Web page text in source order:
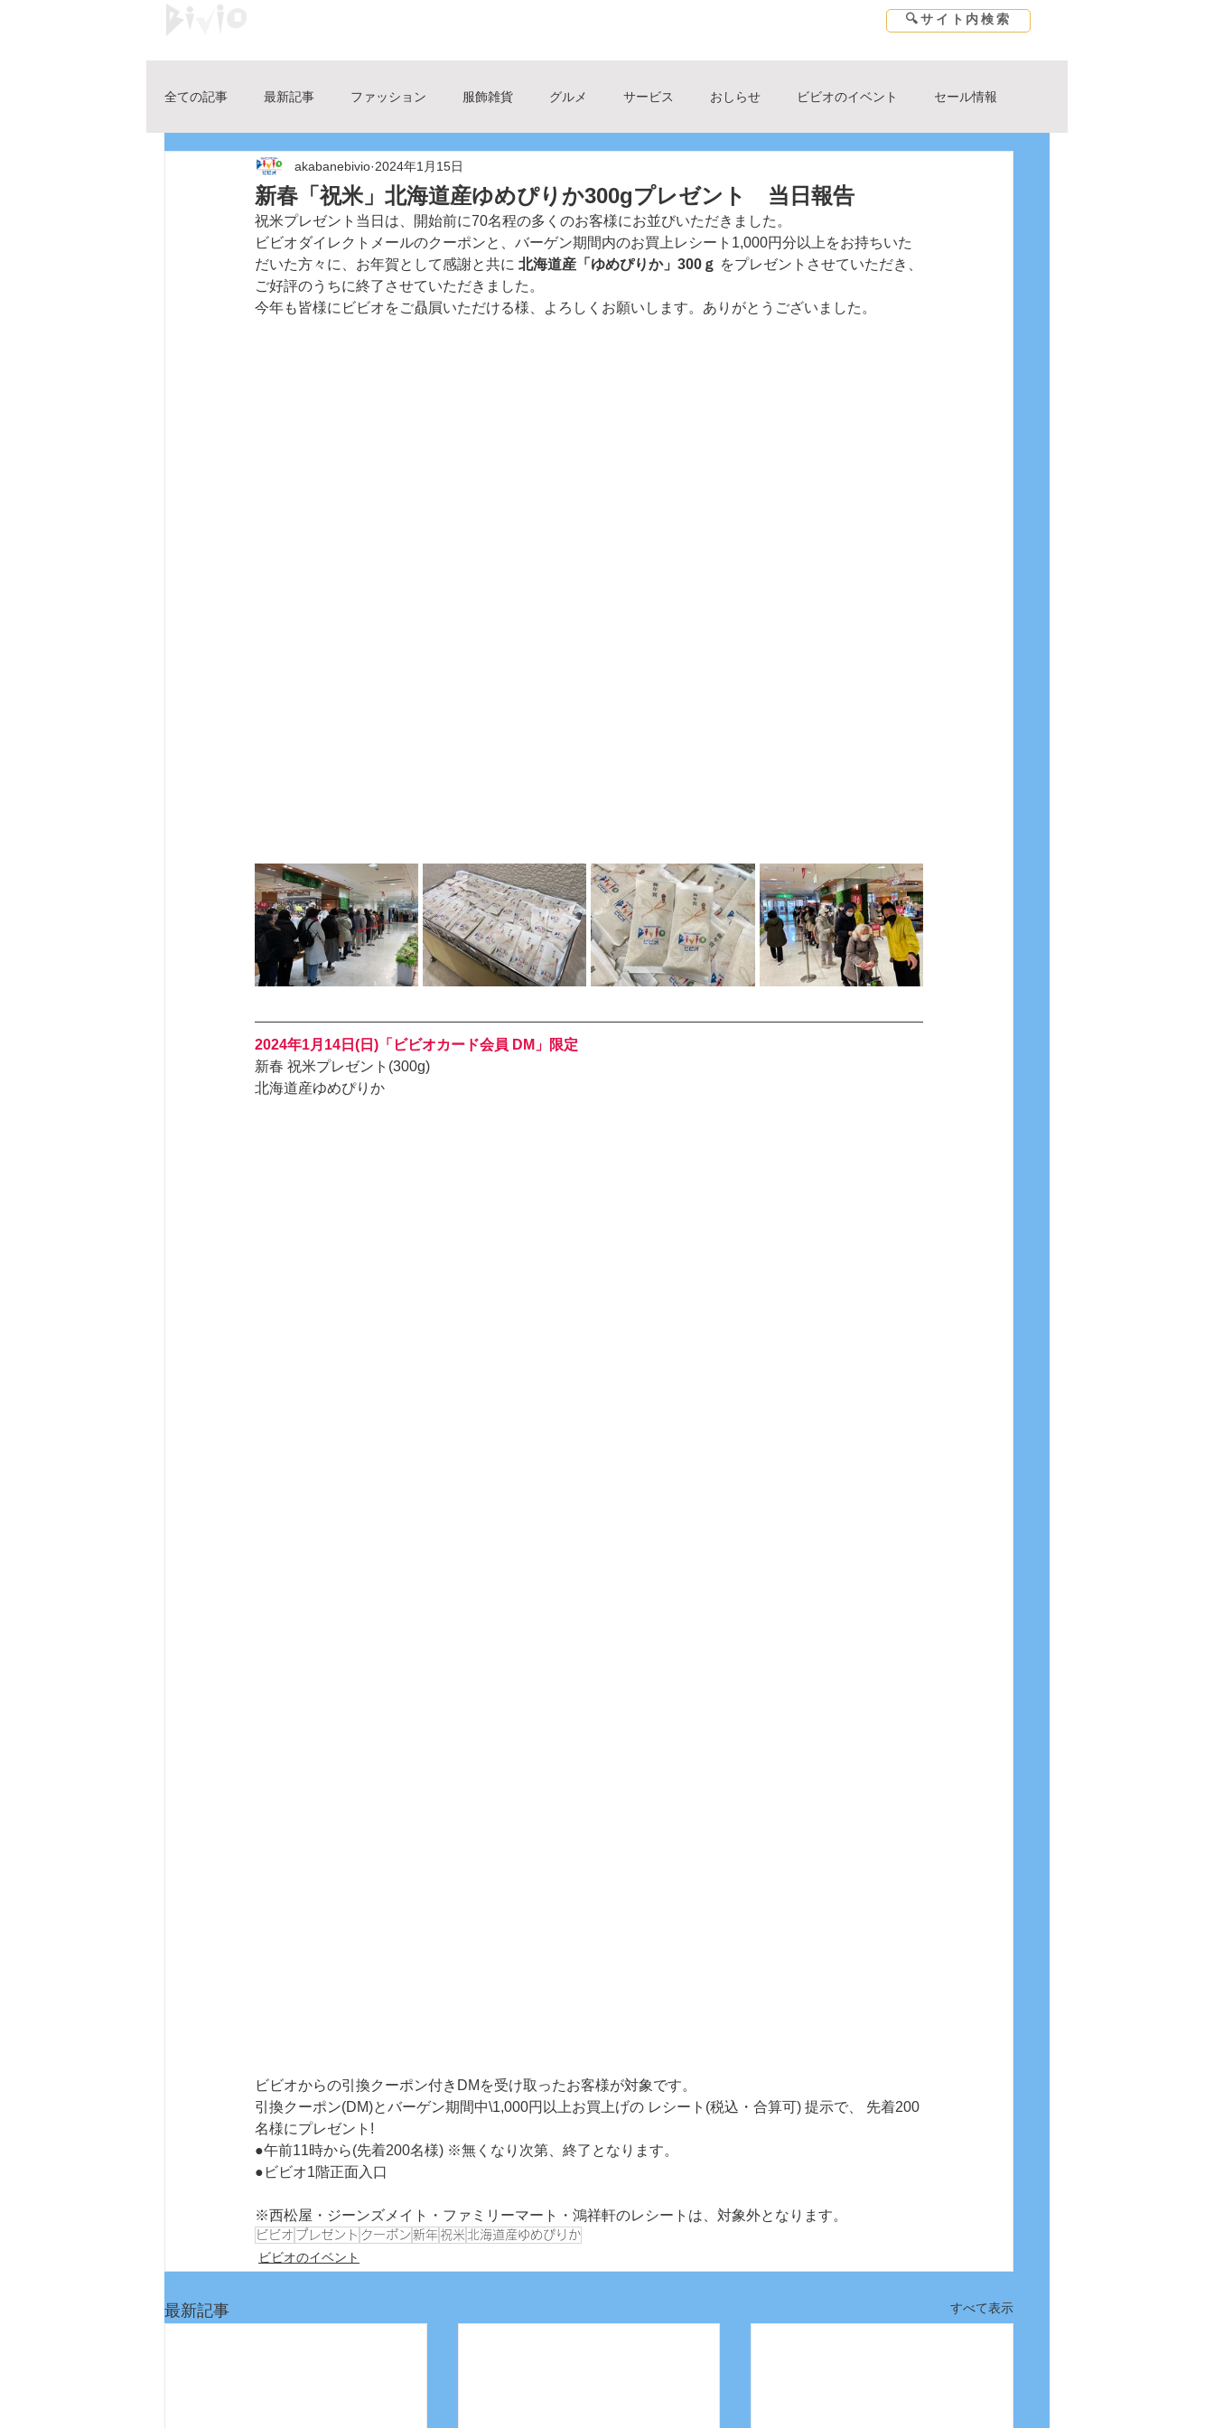
🔍サイト内検索
全ての記事 最新記事 ファッション 服飾雑貨 グルメ サービス おしらせ ビビオのイベント セール情報
ビビオの求人 開店・閉店情報 テイクアウト
店舗発信ブログ Instagram line＠ 木育 七福神広場 ポイント５倍
新春「祝米」北海道産ゆめぴりか300gプレゼント 当日報告
akabanebivio 2024年1月15日
祝米プレゼント当日は、開始前に70名程の多くのお客様にお並びいただきました。
ビビオダイレクトメールのクーポンと、バーゲン期間内のお買上レシート1,000円分以上をお持ちいた
だいた方々に、お年賀として感謝と共に 北海道産「ゆめぴりか」300ｇ をプレゼントさせていただき、
ご好評のうちに終了させていただきました。
今年も皆様にビビオをご贔屓いただける様、よろしくお願いします。ありがとうございました。
2024年1月14日(日)「ビビオカード会員 DM」限定
新春 祝米プレゼント(300g)
北海道産ゆめぴりか
ビビオからの引換クーポン付きDMを受け取ったお客様が対象です。
引換クーポン(DM)とバーゲン期間中\1,000円以上お買上げの レシート(税込・合算可) 提示で、 先着200
名様にプレゼント!
●午前11時から(先着200名様) ※無くなり次第、終了となります。
●ビビオ1階正面入口
※西松屋・ジーンズメイト・ファミリーマート・鴻祥軒のレシートは、対象外となります。
ビビオ プレゼント クーポン 新年 祝米 北海道産ゆめぴりか
ビビオのイベント
最新記事 すべて表示